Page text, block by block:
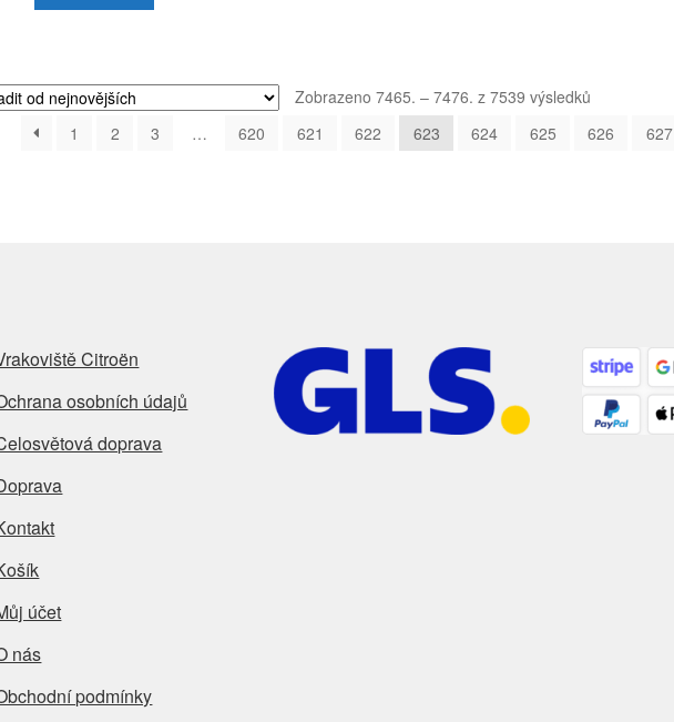
Zobrazeno 7465. – 7476. z 7539 výsledkůSeřazeno
nejnovějších
1 2 3 … 620 621 622 623 624 625 626 627
Citroën
osobních údajů
doprava
účet
nás
podmínky